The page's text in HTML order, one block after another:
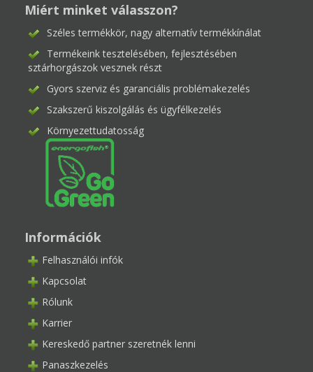
Miért minket válasszon?
Széles termékkör, nagy alternatív termékkínálat
Termékeink tesztelésében, fejlesztésében
sztárhorgászok vesznek részt
Gyors szerviz és garanciális problémakezelés
Szakszerű kiszolgálás és ügyfélkezelés
Környezettudatosság
Információk
Felhasználói infók
Kapcsolat
Rólunk
Karrier
Kereskedő partner szeretnék lenni
Panaszkezelés